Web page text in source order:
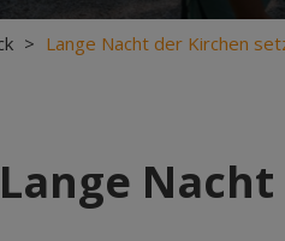
> Lange Nacht der Kirchen
Lange